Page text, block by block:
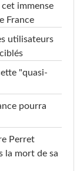
immense
France
utilisateurs
"quasi-
pourra
Perret
la mort de sa